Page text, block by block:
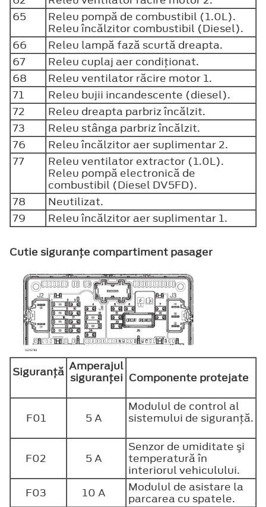
65
Releu pompă de combustibil (1.0L).
Releu încălzitor combustibil (Diesel).
66
Releu lampă fază scurtă dreapta.
67
Releu cuplaj aer condiţionat.
68
Releu ventilator răcire motor 1.
71
Releu bujii incandescente (diesel).
72
Releu dreapta parbriz încălzit.
73
Releu stânga parbriz încălzit.
76
Releu încălzitor aer suplimentar 2.
77
Releu ventilator extractor (1.0L).
Releu pompă electronică de
combustibil (Diesel DV5FD).
78
Neutilizat.
79
Releu încălzitor aer suplimentar 1.
Cutie siguranţe compartiment pasager
Siguranţă Amperajul
siguranţei Componente protejate
F01 5 A
Modulul de control al
sistemului de siguranţă.
F02 5 A
Senzor de umiditate şi
temperatură în
interiorul vehiculului.
F03
10 A
Modulul de asistare la
parcarea cu spatele.